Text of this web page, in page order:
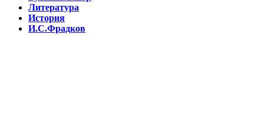
Литература
История
И.С.Фрадков